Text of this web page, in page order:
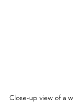
Close-up view of a